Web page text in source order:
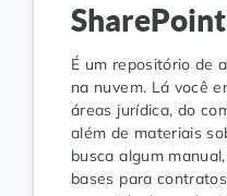
SharePoint
É um repositório de
na nuvem. Lá você
áreas jurídica, do
além de materiais
busca algum
bases para